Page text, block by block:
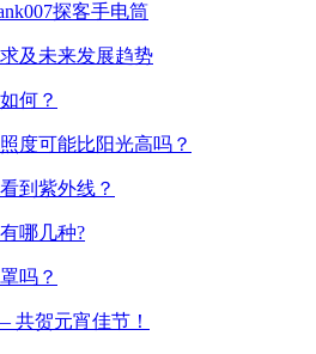
探客手电筒
及未来发展趋势
何？
度可能比阳光高吗？
到紫外线？
哪几种?
吗？
贺元宵佳节！